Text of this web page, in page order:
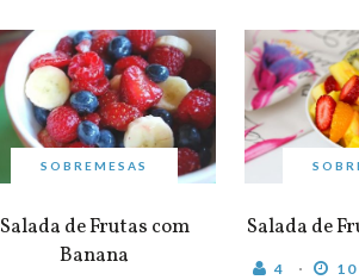
SOBREMESAS
Salada de Frutas com
Banana
Salada de
4